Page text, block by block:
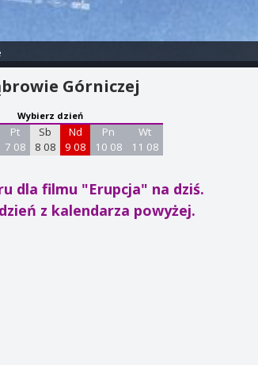
Górniczej
Wybierz dzień
Pt
7 08
Sb
8 08
Nd
9 08
Pn
10 08
Wt
11 08
dla filmu "Erupcja" na dziś.
z kalendarza powyżej.